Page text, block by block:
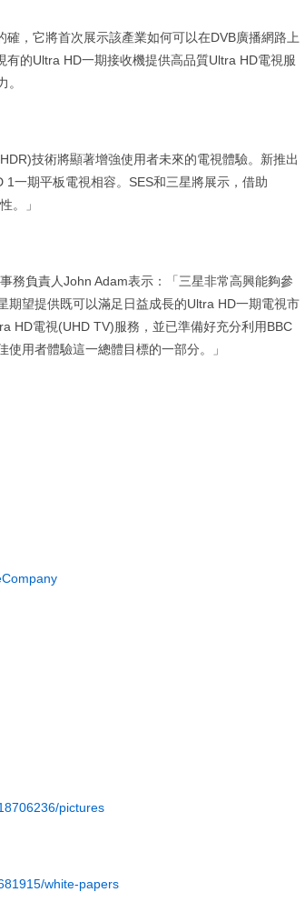
，它將首次展示該產業如何可以在DVB廣播網路上
的Ultra HD一期接收機提供高品質Ultra HD電視服
技術將顯著增強使用者未來的電視體驗。新推出
一期平板電視相容。SES和三星將展示，借助
。」
務負責人John Adam表示：「三星非常高興能夠參
望提供既可以滿足日益成長的Ultra HD一期電視市
HD電視(UHD TV)服務，並已準備好充分利用BBC
用者體驗這一總體目標的一部分。」
pictures
white-papers